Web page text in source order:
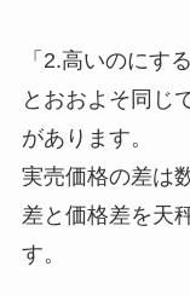
「2.高いのにす
とおおよそ同じ
があります。
実売価格の差は
差と価格差を天
す。